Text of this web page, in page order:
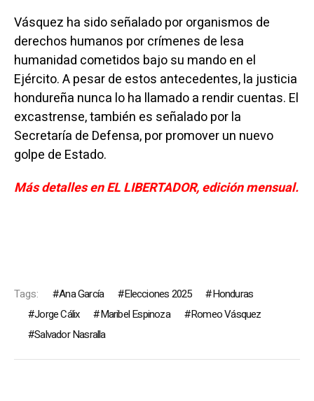
Vásquez ha sido señalado por organismos de
derechos humanos por crímenes de lesa
humanidad cometidos bajo su mando en el
Ejército. A pesar de estos antecedentes, la justicia
hondureña nunca lo ha llamado a rendir cuentas. El
excastrense, también es señalado por la
Secretaría de Defensa, por promover un nuevo
golpe de Estado.
Más detalles en EL LIBERTADOR, edición mensual.
Tags: Ana García Elecciones 2025
Honduras
Jorge Cálix
Maribel Espinoza
Romeo Vásquez
Salvador Nasralla